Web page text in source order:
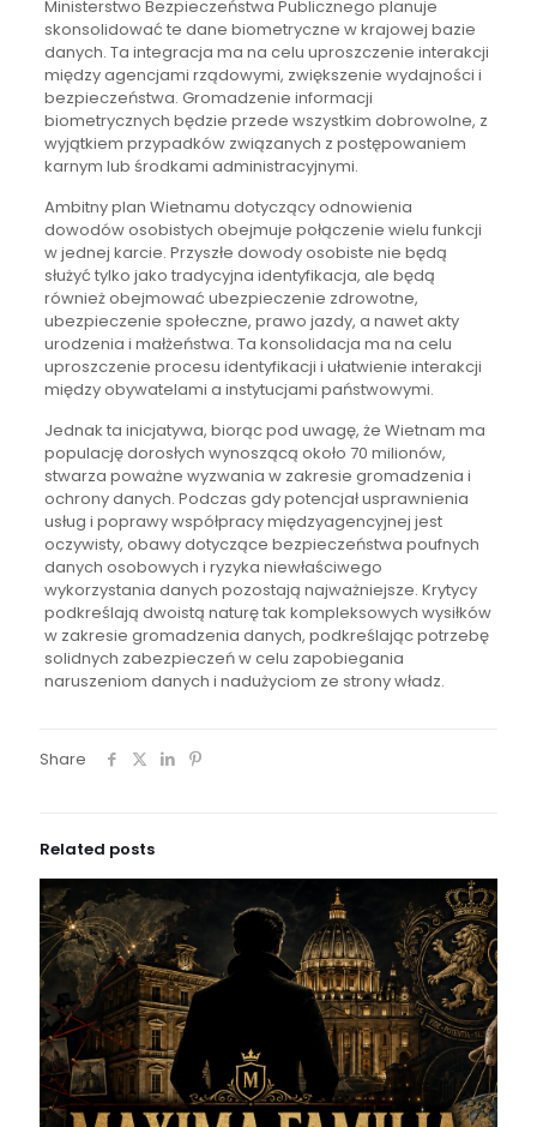
Ministerstwo Bezpieczeństwa Publicznego planuje
skonsolidować te dane biometryczne w krajowej bazie
danych. Ta integracja ma na celu uproszczenie interakcji
między agencjami rządowymi, zwiększenie wydajności i
bezpieczeństwa. Gromadzenie informacji
biometrycznych będzie przede wszystkim dobrowolne, z
wyjątkiem przypadków związanych z postępowaniem
karnym lub środkami administracyjnymi.
Ambitny plan Wietnamu dotyczący odnowienia
dowodów osobistych obejmuje połączenie wielu funkcji
w jednej karcie. Przyszłe dowody osobiste nie będą
służyć tylko jako tradycyjna identyfikacja, ale będą
również obejmować ubezpieczenie zdrowotne,
ubezpieczenie społeczne, prawo jazdy, a nawet akty
urodzenia i małżeństwa. Ta konsolidacja ma na celu
uproszczenie procesu identyfikacji i ułatwienie interakcji
między obywatelami a instytucjami państwowymi.
Jednak ta inicjatywa, biorąc pod uwagę, że Wietnam ma
populację dorosłych wynoszącą około 70 milionów,
stwarza poważne wyzwania w zakresie gromadzenia i
ochrony danych. Podczas gdy potencjał usprawnienia
usług i poprawy współpracy międzyagencyjnej jest
oczywisty, obawy dotyczące bezpieczeństwa poufnych
danych osobowych i ryzyka niewłaściwego
wykorzystania danych pozostają najważniejsze. Krytycy
podkreślają dwoistą naturę tak kompleksowych wysiłków
w zakresie gromadzenia danych, podkreślając potrzebę
solidnych zabezpieczeń w celu zapobiegania
naruszeniom danych i nadużyciom ze strony władz.
Share
Related posts